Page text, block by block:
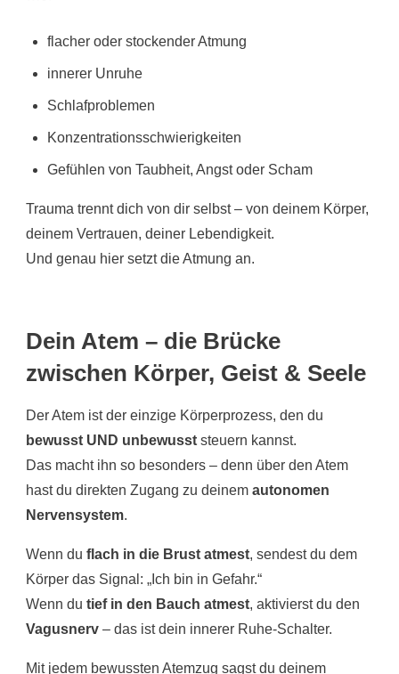
flacher oder stockender Atmung
innerer Unruhe
Schlafproblemen
Konzentrationsschwierigkeiten
Gefühlen von Taubheit, Angst oder Scham
Trauma trennt dich von dir selbst – von deinem Körper,
deinem Vertrauen, deiner Lebendigkeit.
Und genau hier setzt die Atmung an.
Dein Atem – die Brücke
zwischen Körper, Geist & Seele
Der Atem ist der einzige Körperprozess, den du
bewusst UND unbewusst steuern kannst.
Das macht ihn so besonders – denn über den Atem
hast du direkten Zugang zu deinem autonomen
Nervensystem.
Wenn du flach in die Brust atmest, sendest du dem
Körper das Signal: „Ich bin in Gefahr.“
Wenn du tief in den Bauch atmest, aktivierst du den
Vagusnerv – das ist dein innerer Ruhe-Schalter.
Mit jedem bewussten Atemzug sagst du deinem